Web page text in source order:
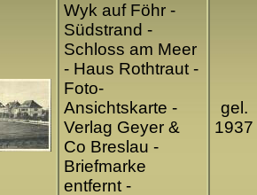
Wyk auf Föhr -
Südstrand -
Schloss am Meer
- Haus Rothtraut -
Foto-
Ansichtskarte -
Verlag Geyer &
Co Breslau -
Briefmarke
entfernt -
gel.
1937